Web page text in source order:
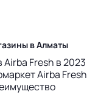
в Алматы
Fresh в 2023
Airba Fresh